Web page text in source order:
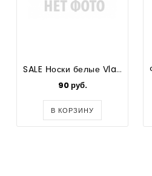
SALE Носки белые VladFoot средняя посадка
90 руб.
В КОРЗИНУ